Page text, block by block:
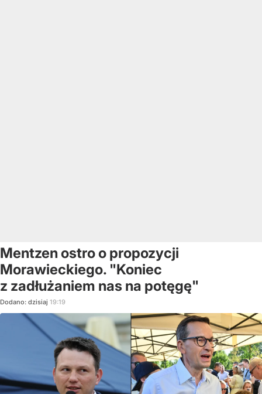
Mentzen ostro o propozycji
Morawieckiego. "Koniec
z zadłużaniem nas na potęgę"
Dodano: dzisiaj 19:19